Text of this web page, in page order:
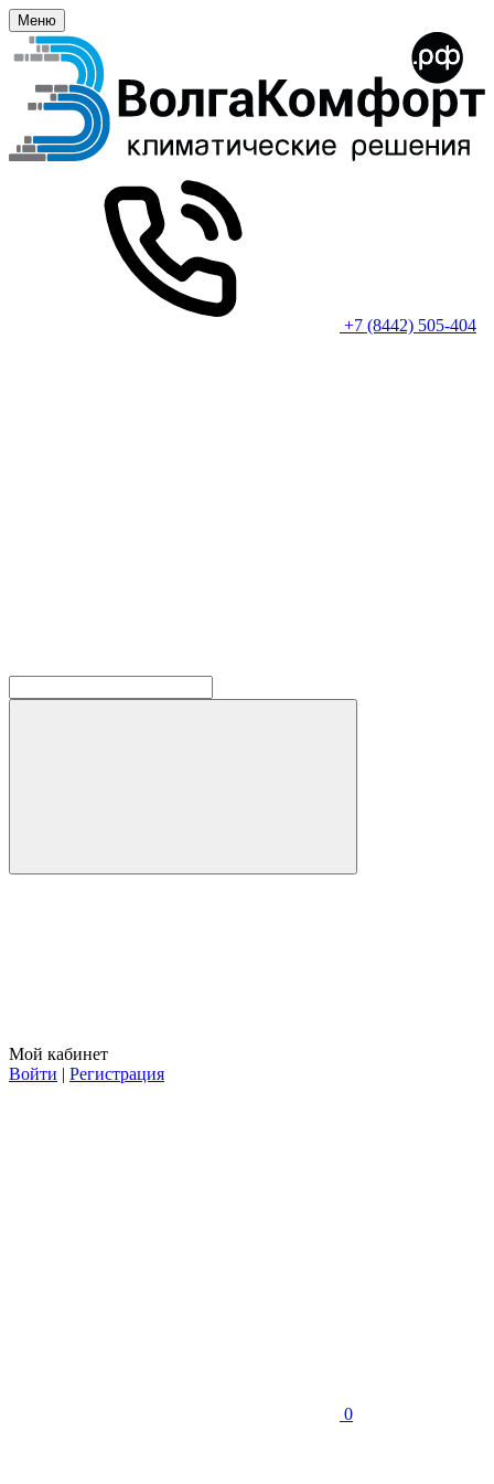
Меню
+7 (8442) 505-404
Мой кабинет
Войти | Регистрация
0